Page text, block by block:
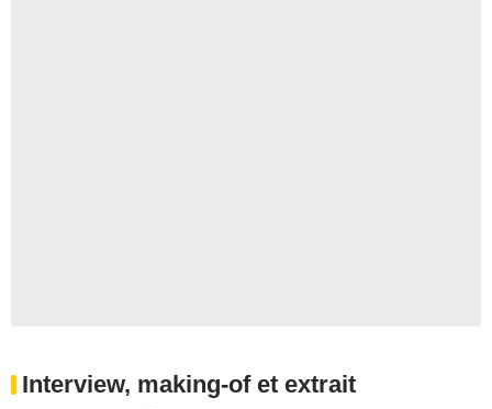
Interview, making-of et extrait